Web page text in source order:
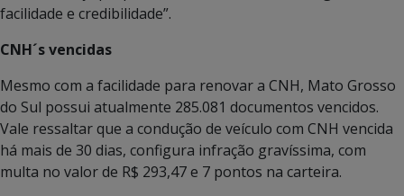
facilidade e credibilidade”.
CNH´s vencidas
Mesmo com a facilidade para renovar a CNH, Mato Grosso
do Sul possui atualmente 285.081 documentos vencidos.
Vale ressaltar que a condução de veículo com CNH vencida
há mais de 30 dias, configura infração gravíssima, com
multa no valor de R$ 293,47 e 7 pontos na carteira.